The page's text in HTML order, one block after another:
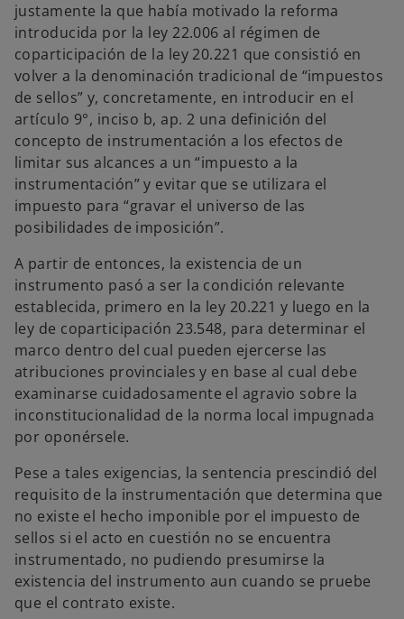
justamente la que había motivado la reforma
introducida por la ley 22.006 al régimen de
coparticipación de la ley 20.221 que consistió en
volver a la denominación tradicional de “impuestos
de sellos” y, concretamente, en introducir en el
artículo 9°, inciso b, ap. 2 una definición del
concepto de instrumentación a los efectos de
limitar sus alcances a un “impuesto a la
instrumentación” y evitar que se utilizara el
impuesto para “gravar el universo de las
posibilidades de imposición”.
A partir de entonces, la existencia de un
instrumento pasó a ser la condición relevante
establecida, primero en la ley 20.221 y luego en la
ley de coparticipación 23.548, para determinar el
marco dentro del cual pueden ejercerse las
atribuciones provinciales y en base al cual debe
examinarse cuidadosamente el agravio sobre la
inconstitucionalidad de la norma local impugnada
por oponérsele.
Pese a tales exigencias, la sentencia prescindió del
requisito de la instrumentación que determina que
no existe el hecho imponible por el impuesto de
sellos si el acto en cuestión no se encuentra
instrumentado, no pudiendo presumirse la
existencia del instrumento aun cuando se pruebe
que el contrato existe.